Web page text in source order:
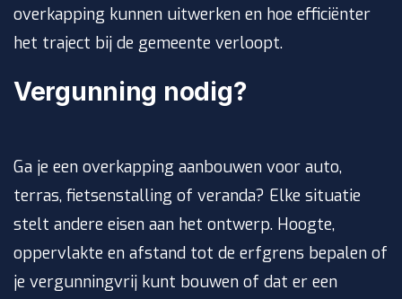
overkapping kunnen uitwerken en hoe efficiënter
het traject bij de gemeente verloopt.
Vergunning nodig?
Ga je een overkapping aanbouwen voor auto,
terras, fietsenstalling of veranda? Elke situatie
stelt andere eisen aan het ontwerp. Hoogte,
oppervlakte en afstand tot de erfgrens bepalen of
je vergunningvrij kunt bouwen of dat er een